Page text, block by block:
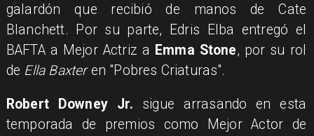
galardón que recibió de manos de Cate
Blanchett. Por su parte, Edris Elba entregó el
BAFTA a Mejor Actriz a Emma Stone, por su rol
de Ella Baxteren "Pobres Criaturas".
Robert Downey Jr. sigue arrasando en esta
temporada de premios como Mejor Actor de